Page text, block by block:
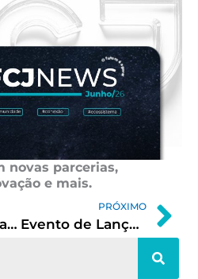
novas parcerias,
e mais.
Evento de lançamento da FCJ São Paulo
PRÓXIMO
Evento de Lançamento da FCJ Triângulo em Uberaba